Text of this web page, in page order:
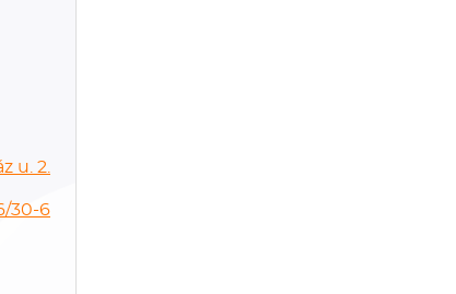
u. 2.
30-6